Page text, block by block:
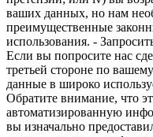
ваших данных, но нам
преимущественные
использования. -
Если вы попросите нас
третьей стороне по
данные в широко
Обратите внимание, что
автоматизированную
вы изначально